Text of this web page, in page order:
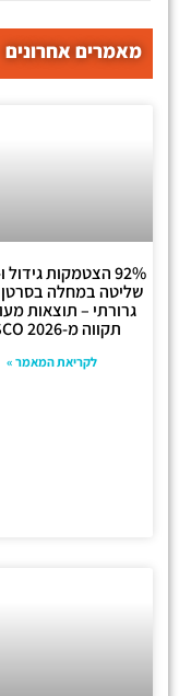
מאמרים אחרונים
שליטה במחלה
גרורתי – תוצאות
תקווה מ-ASCO 2026
לקריאת המאמר »